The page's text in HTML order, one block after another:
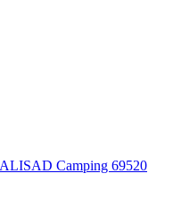
Camping 69520